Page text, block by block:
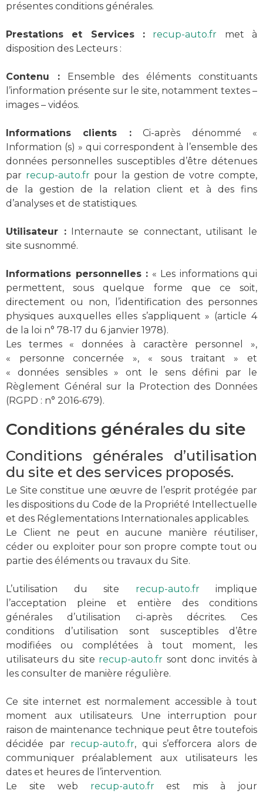
présentes conditions générales.
Prestations et Services : recup-auto.fr met à
disposition des Lecteurs :
Contenu :Ensemble des éléments constituants
l’information présente sur le site, notamment textes –
images – vidéos.
Informations clients :Ci-après dénommé «
Information (s) » qui correspondent à l’ensemble des
données personnelles susceptibles d’être détenues
par recup-auto.fr pour la gestion de votre compte,
de la gestion de la relation client et à des fins
d’analyses et de statistiques.
Utilisateur :Internaute se connectant, utilisant le
site susnommé.
Informations personnelles : « Les informations qui
permettent, sous quelque forme que ce soit,
directement ou non, l’identification des personnes
physiques auxquelles elles s’appliquent » (article 4
de la loi n° 78-17 du 6 janvier 1978).
Les termes « données à caractère personnel »,
« personne concernée », « sous traitant » et
« données sensibles » ont le sens défini par le
Règlement Général sur la Protection des Données
(RGPD : n° 2016-679).
Conditions générales du site
Conditions générales d’utilisation
du site et des services proposés.
Le Site constitue une œuvre de l’esprit protégée par
les dispositions du Code de la Propriété Intellectuelle
et des Réglementations Internationales applicables.
Le Client ne peut en aucune manière réutiliser,
céder ou exploiter pour son propre compte tout ou
partie des éléments ou travaux du Site.
L’utilisation du site recup-auto.frimplique
l’acceptation pleine et entière des conditions
générales d’utilisation ci-après décrites. Ces
conditions d’utilisation sont susceptibles d’être
modifiées ou complétées à tout moment, les
utilisateurs du site recup-auto.fr sont donc invités à
les consulter de manière régulière.
Ce site internet est normalement accessible à tout
moment aux utilisateurs. Une interruption pour
raison de maintenance technique peut être toutefois
décidée par recup-auto.fr, qui s’efforcera alors de
communiquer préalablement aux utilisateurs les
dates et heures de l’intervention.
Le site web recup-auto.frest mis à jour